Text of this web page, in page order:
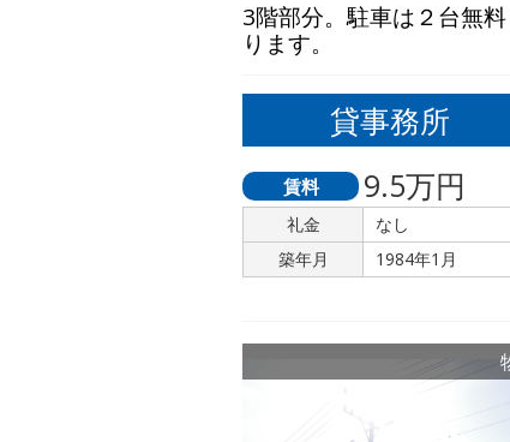
3階部分。駐車は２台無
ります。
貸事務所
賃料 9.5万円
礼金 なし
築年月
1984年1月